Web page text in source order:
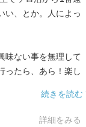
い、とか。人によっ
味ない事を無理して
ったら、あら！楽し
詳細をみる